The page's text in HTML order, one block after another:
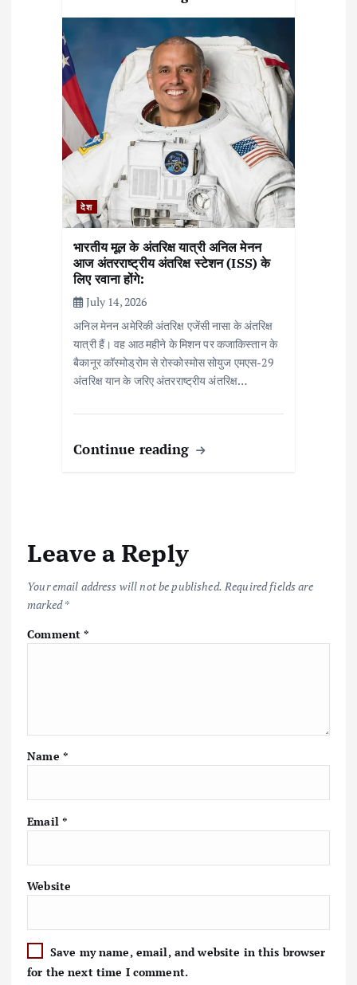
देश
भारतीय मूल के अंतरिक्ष यात्री अनिल मेनन
आज अंतरराष्ट्रीय अंतरिक्ष स्टेशन (ISS) के
लिए रवाना होंगे:
July 14, 2026
अनिल मेनन अमेरिकी अंतरिक्ष एजेंसी नासा के अंतरिक्ष
यात्री हैं। वह आठ महीने के मिशन पर कजाकिस्तान के
बैकानूर कॉस्मोड्रोम से रोस्कोस्मोस सोयुज एमएस-29
अंतरिक्ष यान के जरिए अंतरराष्ट्रीय अंतरिक्ष…
Continue reading
Leave a Reply
Your email address will not be published. Required fields are
marked*
Comment*
Name *
Email *
Website
Save my name, email, and website in this browser
for the next time I comment.